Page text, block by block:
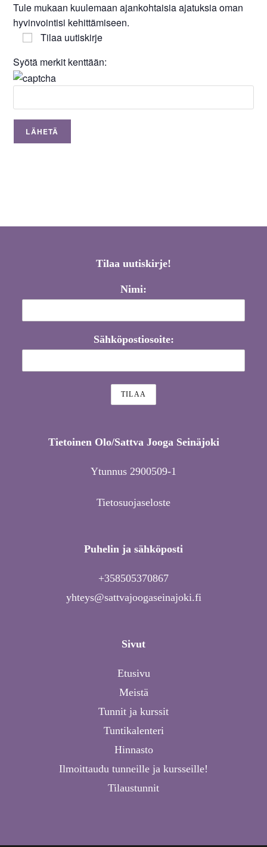
Tule mukaan kuulemaan ajankohtaisia ajatuksia oman
hyvinvointisi kehittämiseen.
Tilaa uutiskirje
Syötä merkit kenttään:
Tilaa uutiskirje!
Nimi:
Sähköpostiosoite:
Tietoinen Olo/Sattva Jooga Seinäjoki
Ytunnus 2900509-1
Tietosuojaseloste
Puhelin ja sähköposti
+358505370867
yhteys@sattvajoogaseinajoki.fi
Sivut
Etusivu
Meistä
Tunnit ja kurssit
Tuntikalenteri
Hinnasto
Ilmoittaudu tunneille ja kursseille!
Tilaustunnit